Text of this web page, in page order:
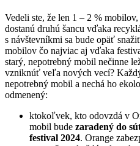
Vedeli ste, že len 1 – 2 %
dostanú druhú šancu vďaka
s návštevníkmi sa bude opäť
mobilov čo najviac aj vďaka
starý, nepotrebný mobil nečinne
vzniknúť veľa nových vecí?
nepotrebný mobil a nechá ho
odmenený:
ktokoľvek, kto odovzdá v
mobil bude zaradený do
festival 2024. Orange